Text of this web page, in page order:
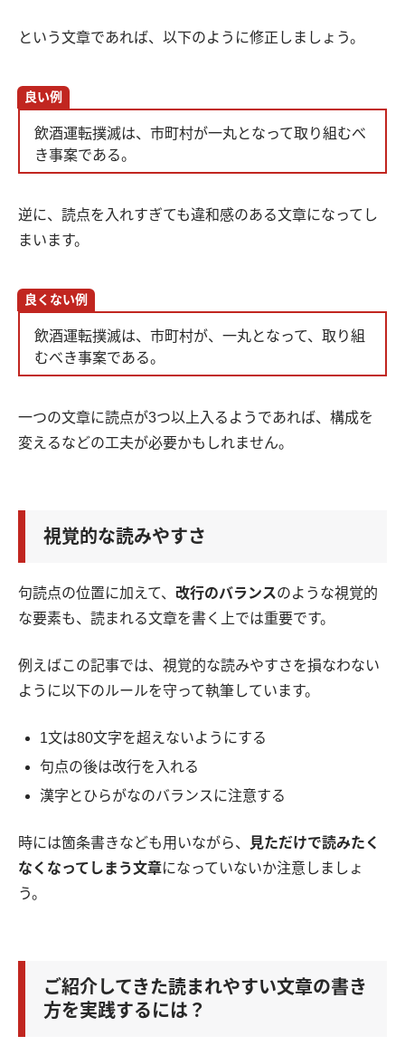
という文章であれば、以下のように修正しましょう。
良い例
飲酒運転撲滅は、市町村が一丸となって取り組むべ
き事案である。
逆に、読点を入れすぎても違和感のある文章になってし
まいます。
良くない例
飲酒運転撲滅は、市町村が、一丸となって、取り組
むべき事案である。
一つの文章に読点が3つ以上入るようであれば、構成を
変えるなどの工夫が必要かもしれません。
視覚的な読みやすさ
句読点の位置に加えて、 改行のバランスのような視覚的
な要素も、読まれる文章を書く上では重要です。
例えばこの記事では、視覚的な読みやすさを損なわない
ように以下のルールを守って執筆しています。
1文は80文字を超えないようにする
句点の後は改行を入れる
漢字とひらがなのバランスに注意する
時には箇条書きなども用いながら、
見ただけで読みたく
なくなってしまう文章になっていないか注意しましょ
う。
ご紹介してきた読まれやすい文章の書き
方を実践するには？